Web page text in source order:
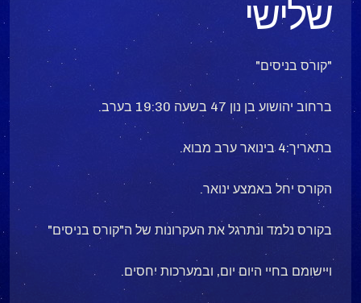
שלישי
"קורס בניסים"
ברחוב יהושוע בן נון 47 בשעה 19:30 בערב.
בתאריך:4 בינואר ערב מבוא.
הקורס יחל באמצע ינואר.
בקורס נלמד ונתרגל את העקרונות של ה"קורס בניסים"
ויישומם בחיי היום יום, ובמערכות יחסים.